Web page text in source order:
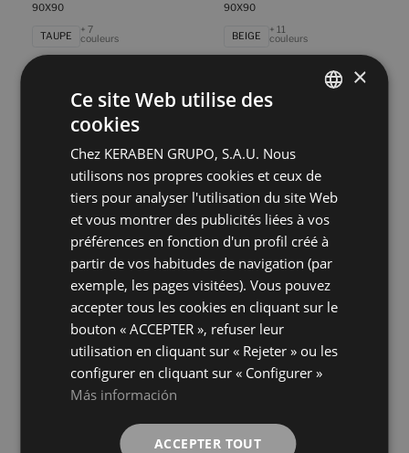
90X90
TAUPE
+ 7
couleurs
90X90
BEIGE
+ 11
couleurs
Eternia Grey
+ 11
Eternia White
90X90
Masaya Beige
couleurs
Masaya Grey
GREY couleurs
Masaya White
+ 5
couleurs
Rue De Paris Acero Natural
90X90
+ 8
Rue De Paris Beige Natural
BLANCO
+ 8
couleurs
GERMAN
×
Ce site Web utilise des
cookies
Chez KERABEN GRUPO, S.A.U. Nous
utilisons nos propres cookies et ceux de
tiers pour analyser l'utilisation du site Web
et vous montrer des publicités liées à vos
préférences en fonction d'un profil créé à
partir de vos habitudes de navigation (par
exemple, les pages visitées). Vous pouvez
accepter tous les cookies en cliquant sur le
bouton « ACCEPTER », refuser leur
utilisation en cliquant sur « Rejeter » ou les
configurer en cliquant sur « Configurer »
Más información
ACCEPTER TOUT